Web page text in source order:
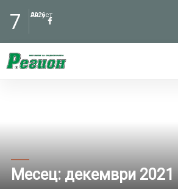
7 Август
2026
Месец:декември 2021